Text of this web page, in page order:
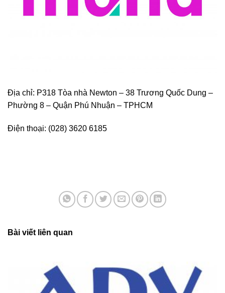
Địa chỉ: P318 Tòa nhà Newton – 38 Trương Quốc Dung –
Phường 8 – Quận Phú Nhuận – TPHCM
Điện thoại: (028) 3620 6185
Bài viết liên quan